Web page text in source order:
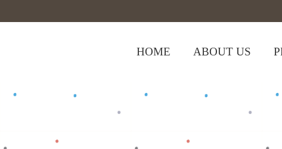
HOME ABOUT US
Shop> ,Oblong/T-Shirt ,